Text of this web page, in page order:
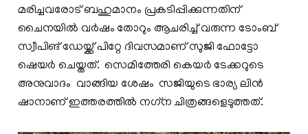
മരിച്ചവരോട് ബഹുമാനം പ്രകടിപ്പിക്കുന്നതിന്
ചൈനയില്‍ വര്‍ഷം തോറും ആചരിച്ച് വരുന്ന ടോംബ്
സ്വീപിങ് ഡേയ്ക്ക് പിറ്റേ ദിവസമാണ് സുജി ഫോട്ടോ
ഷെയര്‍ ചെയ്തത്. സെമിത്തേരി കെയര്‍ ടേക്കറുടെ
അനുവാദം വാങ്ങിയ ശേഷം സജിയുടെ ഭാര്യ ലിന്‍
ഷാനാണ് ഇത്തരത്തില്‍ നഗ്‌ന ചിത്രങ്ങളെടുത്തത്.